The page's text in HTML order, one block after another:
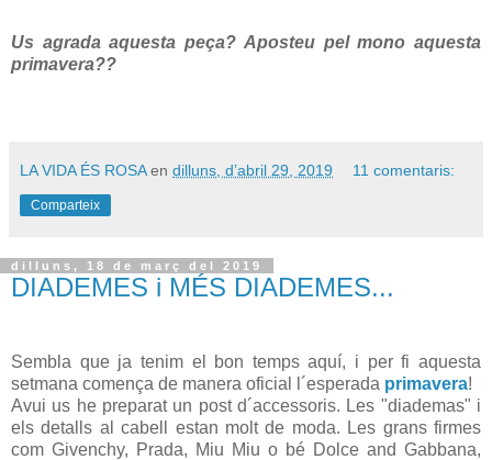
Us agrada aquesta peça? Aposteu pel mono aquesta
primavera??
LA VIDA ÉS ROSA en dilluns, d’abril 29, 2019 11 comentaris:
Comparteix
dilluns, 18 de març del 2019
DIADEMES i MÉS DIADEMES...
Sembla que ja tenim el bon temps aquí, i per fi aquesta
setmana comença de manera oficial l´esperada primavera!
Avui us he preparat un post d´accessoris. Les "diademas" i
els detalls al cabell estan molt de moda. Les grans firmes
com Givenchy, Prada, Miu Miu o bé Dolce and Gabbana,